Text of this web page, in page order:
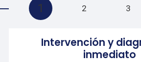
1 2 3
Intervención y
inmediato